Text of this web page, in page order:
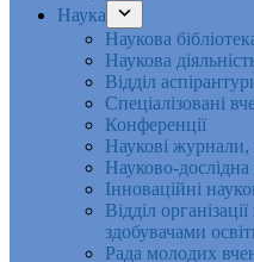
Наука
Наукова
Наукова
Відділ
Спеціалізовані
Конференції
Наукові журнали,
Науково-дослідна
Інноваційні
Відділ
здобувачами
Рада молодих